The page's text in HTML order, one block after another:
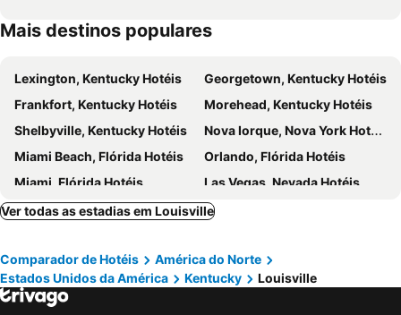
Mais destinos populares
Lexington, Kentucky Hotéis
Georgetown, Kentucky Hotéis
Frankfort, Kentucky Hotéis
Morehead, Kentucky Hotéis
Shelbyville, Kentucky Hotéis
Nova Iorque, Nova York Hotéis
Miami Beach, Flórida Hotéis
Orlando, Flórida Hotéis
Miami, Flórida Hotéis
Las Vegas, Nevada Hotéis
Los Angeles, Califórnia Hotéis
Chicago, Ilinóis Hotéis
Ver todas as estadias em Louisville
Comparador de Hotéis
América do Norte
Estados Unidos da América
Kentucky Louisville